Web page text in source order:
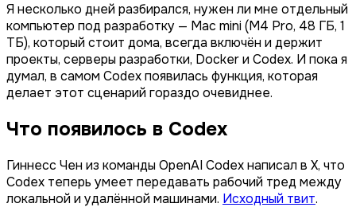
Я несколько дней разбирался, нужен ли мне отдельный
компьютер под разработку — Mac mini (M4 Pro, 48 ГБ, 1
ТБ), который стоит дома, всегда включён и держит
проекты, серверы разработки, Docker и Codex. И пока я
думал, в самом Codex появилась функция, которая
делает этот сценарий гораздо очевиднее.
Что появилось в Codex
Гиннесс Чен из команды OpenAI Codex написал в X, что
Codex теперь умеет передавать рабочий тред между
локальной и удалённой машинами. Исходный твит.